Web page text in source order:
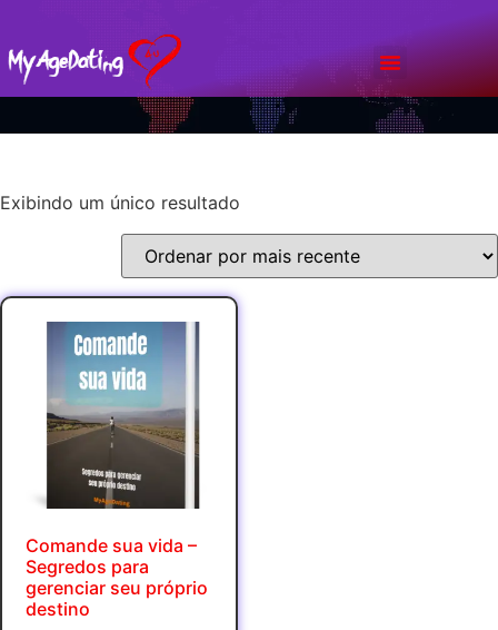
Exibindo um único resultado
Comande sua vida –
Segredos para
gerenciar seu próprio
destino